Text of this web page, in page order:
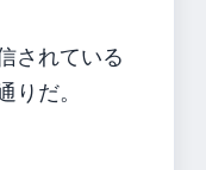
されている
だ。